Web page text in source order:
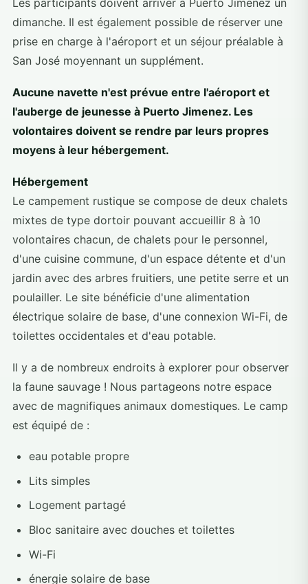
Les participants doivent arriver à Puerto Jimenez un
dimanche. Il est également possible de réserver une
prise en charge à l'aéroport et un séjour préalable à
San José moyennant un supplément.
Aucune navette n'est prévue entre l'aéroport et
l'auberge de jeunesse à Puerto Jimenez. Les
volontaires doivent se rendre par leurs propres
moyens à leur hébergement.
Hébergement
Le campement rustique se compose de deux chalets
mixtes de type dortoir pouvant accueillir 8 à 10
volontaires chacun, de chalets pour le personnel,
d'une cuisine commune, d'un espace détente et d'un
jardin avec des arbres fruitiers, une petite serre et un
poulailler. Le site bénéficie d'une alimentation
électrique solaire de base, d'une connexion Wi-Fi, de
toilettes occidentales et d'eau potable.
Il y a de nombreux endroits à explorer pour observer
la faune sauvage ! Nous partageons notre espace
avec de magnifiques animaux domestiques. Le camp
est équipé de :
eau potable propre
Lits simples
Logement partagé
Bloc sanitaire avec douches et toilettes
Wi-Fi
énergie solaire de base